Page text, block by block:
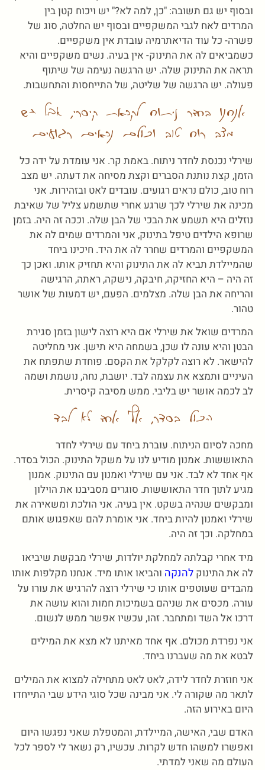
ובסוף יש גם תשובה: "כן, למה לא?" יש ויכוח קטן בין
המרדים לאח לגבי המשקפיים ובסוף יש החלטה, סוג של
פשרה- כל עוד הדיאתרמיה עובדת אין משקפיים.
כשמביאים לה את התינוק- אין בעיה. נשים משקפיים והיא
תראה את התינוק שלה. יש הרגשה נעימה של שיתוף
פעולה. יש הרגשה של שליטה, של התייחסות והתחשבות.
אנחנו בחדר ניתוח לקראת קיסרי, אבל יש
מצב רוח טוב וכולם נראים רגועים
שירלי נכנסת לחדר ניתוח. באמת קר. אני עומדת על ידה כל
הזמן, קצת נותנת הסברים וקצת מסיחה את דעתה. יש מצב
רוח טוב, כולם נראים רגועים. עובדים לאט ובזהירות. אני
מכינה את שירלי לכך שרגע אחרי שתשמע צליל של שאיבת
נוזלים היא תשמע את הבכי של הבן שלה. וככה זה היה. בזמן
שרופא הילדים טיפל בתינוק, אני והמרדים שמים לה את
המשקפיים והמרדים שחרר לה את היד. חיכינו ביחד
שהמיילדת תביא לה את התינוק והיא תחזיק אותו. ואכן כך
זה היה – היא החזיקה, חיבקה, נישקה, ראתה, הרגישה
והריחה את הבן שלה. מצלמים. הפעם, יש דמעות של אושר
טהור.
המרדים שואל את שירלי אם היא רוצה לישון בזמן סגירת
הבטן והיא עונה לו שכן, בשמחה היא תישן. אני מחליטה
להישאר. לא רוצה לקלקל את הקסם. פוחדת שתפתח את
העיניים ותמצא את עצמה לבד. יושבת, נחה, נושמת ושמה
לב לכמה אושר יש בליבי. ממש מסיבה קיסרית.
הכול בסדר, אף אחד לא לבד
מחכה לסיום הניתוח. עוברת ביחד עם שירלי לחדר
התאוששות. אמנון מודיע לנו על משקל התינוק. הכול בסדר.
אף אחד לא לבד. אני עם שירלי ואמנון עם התינוק. אמנון
מגיע לתוך חדר התאוששות. סוגרים מסביבנו את הוילון
ומבקשים שנהיה בשקט. אין בעיה. אני הולכת ומשאירה את
שירלי ואמנון להיות ביחד. אני אומרת להם שאפגוש אותם
במחלקה. וכך זה היה.
מיד אחרי קבלתה למחלקת יולדות, שירלי מבקשת שיביאו
לה את התינוק להנקה והביאו אותו מיד. אנחנו מקלפות אותו
מהבדים שעוטפים אותו כי שירלי רוצה להרגיש את עורו על
עורה. מכסים את שניהם בשמיכות חמות והוא עושה את
דרכו אל השד ומתחבר. זהו, עכשיו אפשר ממש לנשום.
אני נפרדת מכולם. אף אחד מאיתנו לא מצא את המילים
לבטא את מה שעברנו ביחד.
אני חוזרת לחדר לידה, לאט לאט מתחילה למצוא את המילים
לתאר מה שקורה לי. אני מבינה שכל סוגי הידע שבי התייחדו
היום באירוע הזה.
האדם שבי, האישה, המיילדת, והמטפלת שאני נפגשו היום
ואפשרו למשהו חדש לקרות. עכשיו, רק נשאר לי לספר לכל
העולם מה שאני למדתי.